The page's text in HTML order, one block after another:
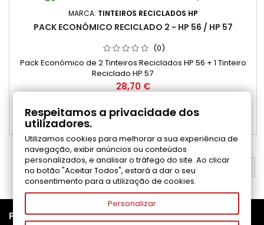
MARCA: TINTEIROS RECICLADOS HP
PACK ECONÓMICO RECICLADO 2 - HP 56 / HP 57
(0)
Pack Económico de 2 Tinteiros Reciclados HP 56 + 1 Tinteiro
Reciclado HP 57
Preço
28,70 €
Adicionar ao carrinho
VOLTAR AO TOPO
PRODUTOS 
Respeitamos a privacidade dos
utilizadores.
Utilizamos cookies para melhorar a sua experiência de
navegação, exibir anúncios ou conteúdos
personalizados, e analisar o tráfego do site. Ao clicar
no botão "Aceitar Todos", estará a dar o seu
consentimento para a utilização de cookies.
Personalizar